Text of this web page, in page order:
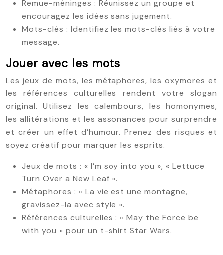
Remue-méninges : Réunissez un groupe et
encouragez les idées sans jugement.
Mots-clés : Identifiez les mots-clés liés à votre
message.
Jouer avec les mots
Les jeux de mots, les métaphores, les oxymores et
les références culturelles rendent votre slogan
original. Utilisez les calembours, les homonymes,
les allitérations et les assonances pour surprendre
et créer un effet d’humour. Prenez des risques et
soyez créatif pour marquer les esprits.
Jeux de mots : « I’m soy into you », « Lettuce
Turn Over a New Leaf ».
Métaphores : « La vie est une montagne,
gravissez-la avec style ».
Références culturelles : « May the Force be
with you » pour un t-shirt Star Wars.